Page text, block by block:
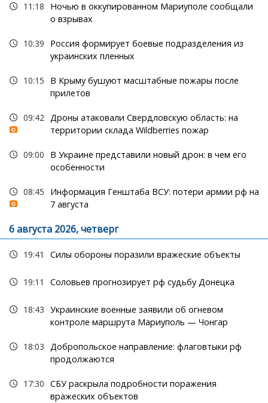
11:18
Ночью в оккупированном Мариуполе сообщали
о взрывах
10:39
Россия формирует боевые подразделения из
украинских пленных
10:15
В Крыму бушуют масштабные пожары после
прилетов
09:42 Дроны атаковали Свердловскую область: на
территории склада Wildberries пожар
09:00
В Украине представили новый дрон: в чем его
особенности
08:45
Информация Генштаба ВСУ: потери армии рф на
7 августа
6 августа 2026, четверг
19:41 Силы обороны поразили вражеские объекты
19:11 Соловьев прогнозирует рф судьбу Донецка
18:43 Украинские военные заявили об огневом
контроле маршрута Мариуполь — Чонгар
18:03 Добропольское направление: флаговтыки рф
продолжаются
17:30 СБУ раскрыла подробности поражения
вражеских объектов